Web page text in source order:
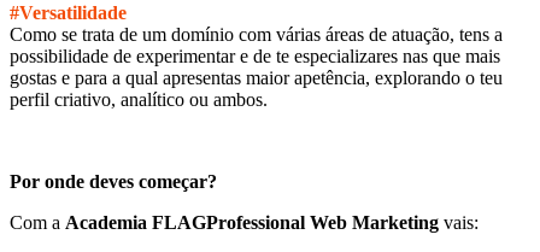
#Versatilidade
Como se trata de um domínio com várias áreas de atuação, tens a
possibilidade de experimentar e de te especializares nas que mais
gostas e para a qual apresentas maior apetência, explorando o teu
perfil criativo, analítico ou ambos.
Por onde deves começar?
Com a Academia FLAGProfessional Web Marketing vais: